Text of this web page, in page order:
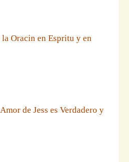
Oracin en Espritu y en
de Jess es Verdadero y